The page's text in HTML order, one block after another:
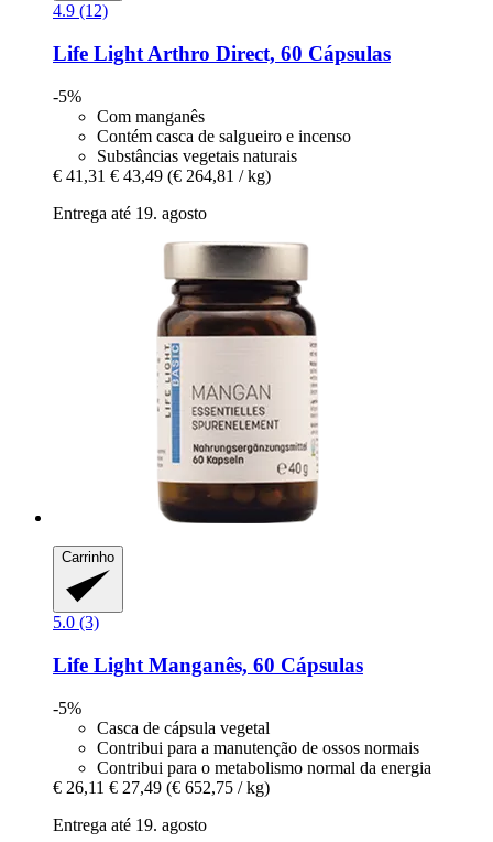
4.9 (12)
Life Light Arthro Direct, 60 Cápsulas
-5%
Com manganês
Contém casca de salgueiro e incenso
Substâncias vegetais naturais
€ 41,31 € 43,49 (€ 264,81 / kg)
Entrega até 19. agosto
Carrinho
5.0 (3)
Life Light Manganês, 60 Cápsulas
-5%
Casca de cápsula vegetal
Contribui para a manutenção de ossos normais
Contribui para o metabolismo normal da energia
€ 26,11 € 27,49 (€ 652,75 / kg)
Entrega até 19. agosto